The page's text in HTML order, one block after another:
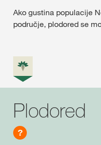
Ako gustina populacije
područje, plodored se
Plodored
?